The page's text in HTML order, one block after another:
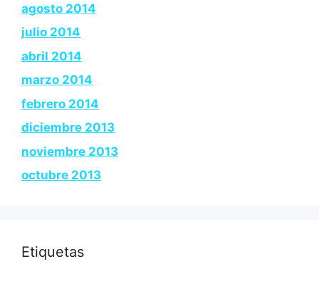
agosto 2014
julio 2014
abril 2014
marzo 2014
febrero 2014
diciembre 2013
noviembre 2013
octubre 2013
Etiquetas